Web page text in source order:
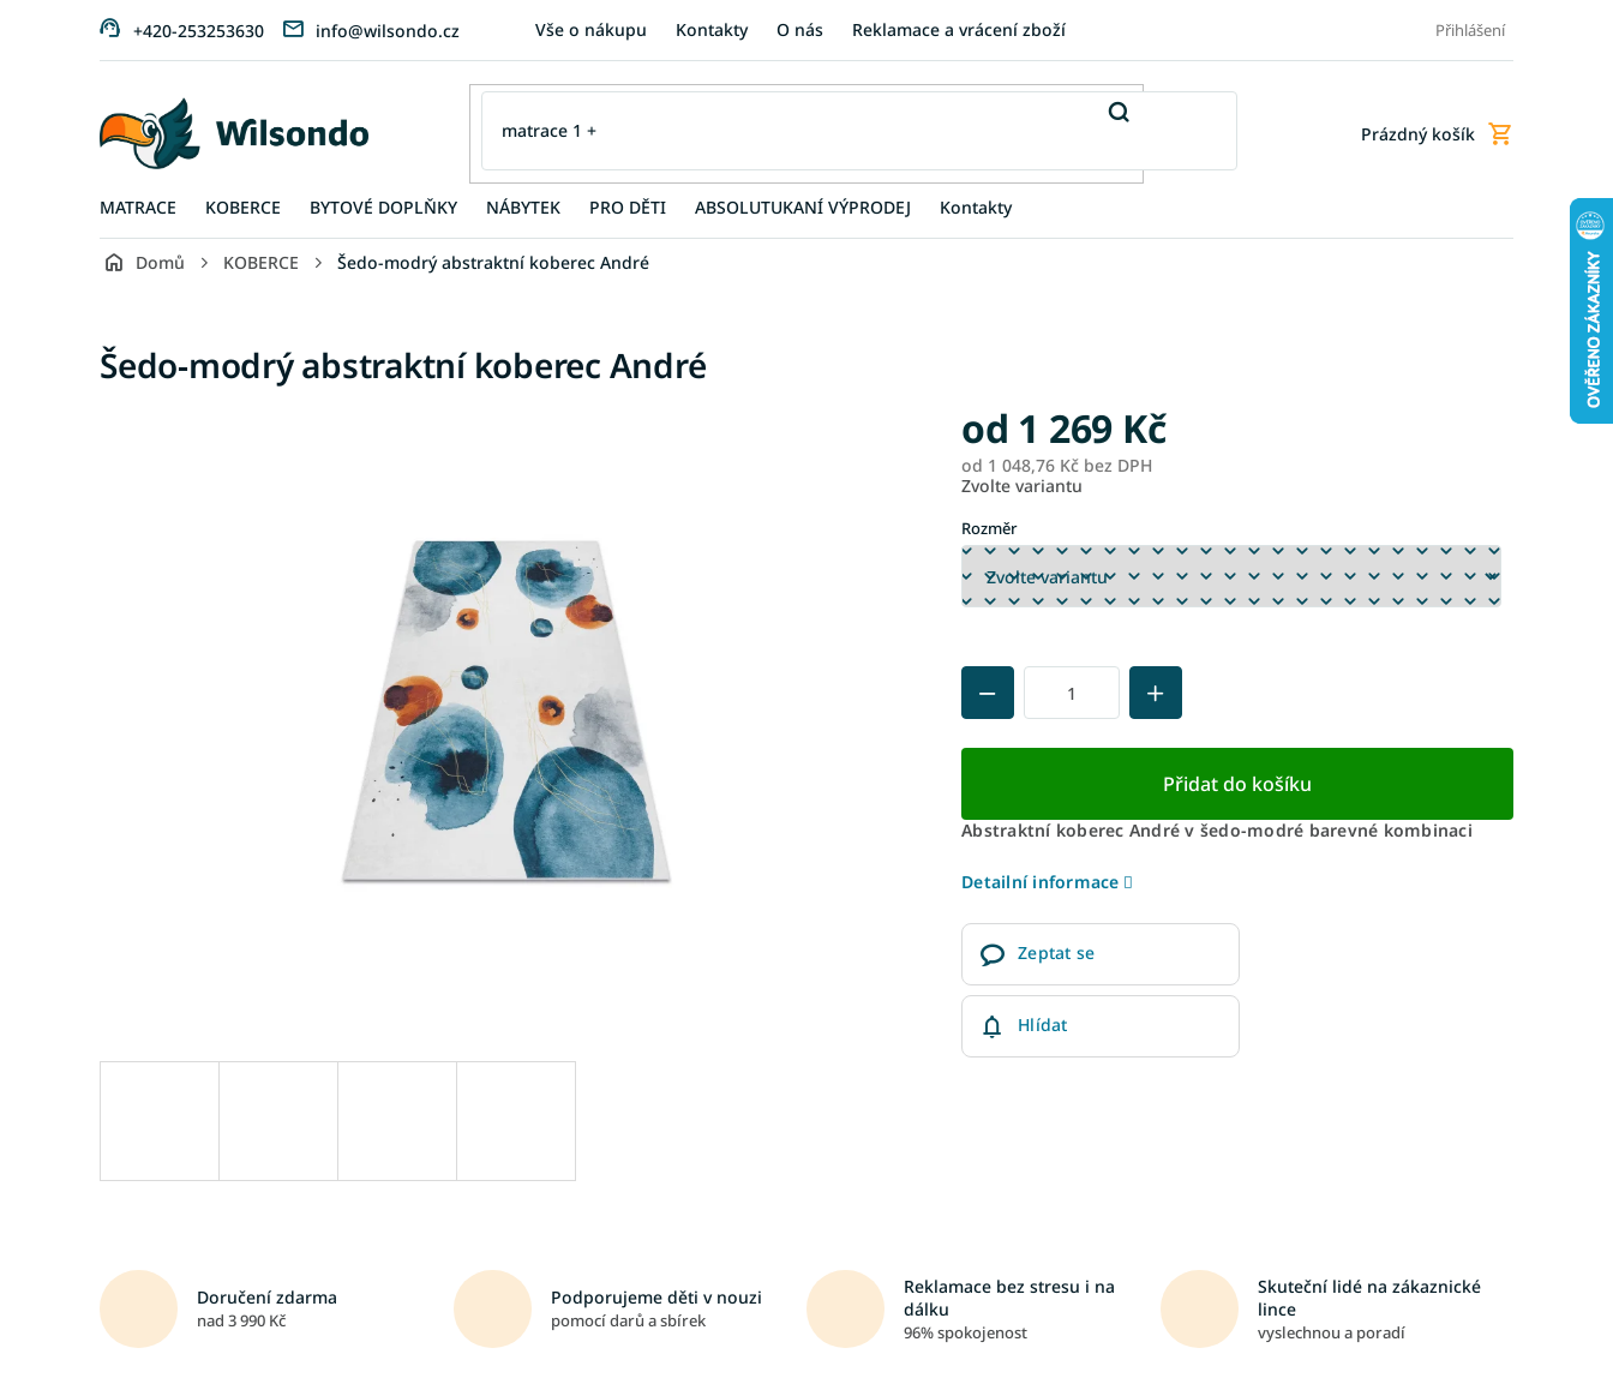
+420-253253630 info@wilsondo.cz Vše o nákupu Kontakty O nás Reklamace a vrácení zboží Obchodní podmínky
Přihlášení
Nákupní
Prázdný košík
MATRACE KOBERCE BYTOVÉ DOPLŇKY NÁBYTEK PRO DĚTI ABSOLUTUKANÍ VÝPRODEJ Kontakty
Domů KOBERCE Šedo-modrý abstraktní koberec André
Šedo-modrý abstraktní koberec André
od 1 269 Kč
od 1 048,76 Kč bez DPH
Zvolte variantu
Rozměr
Přidat do košíku
Abstraktní koberec André v šedo-modré barevné kombinaci
Detailní informace
Zeptat se
Hlídat
Doručení zdarma
nad 3 990 Kč
Podporujeme děti v nouzi
pomocí darů a sbírek
Reklamace bez stresu i na
dálku
96% spokojenost
Skuteční lidé na zákaznické
lince
vyslechnou a poradí